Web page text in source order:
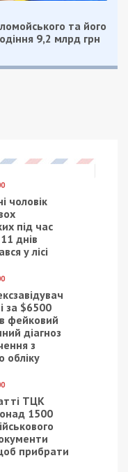
та його
9,2 млрд грн
чоловік
під час
днів
у лісі
за $6500
фейковий
діагноз
з
обліку
ТЦК
1500
прибрати